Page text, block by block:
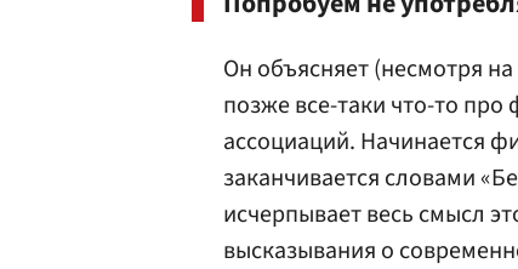
Он объясняет (несмотря
позже все-таки что-то про
ассоциаций. Начинается
заканчивается словами
исчерпывает весь смысл
высказывания о